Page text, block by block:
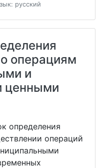
русский
операциям
и
ценными
определения
операций